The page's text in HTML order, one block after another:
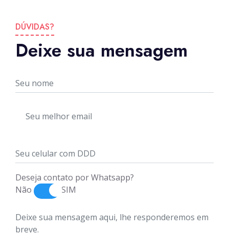
DÚVIDAS?
Deixe sua mensagem
Deseja contato por Whatsapp?
Não
SIM